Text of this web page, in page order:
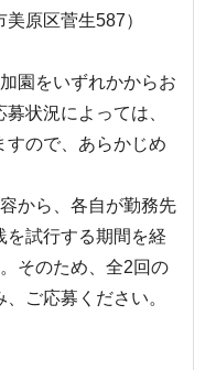
原区菅生587）
園をいずれかからお
状況によっては、
すので、あらかじめ
から、各自が勤務先
を試行する期間を経
そのため、全2回の
ご応募ください。